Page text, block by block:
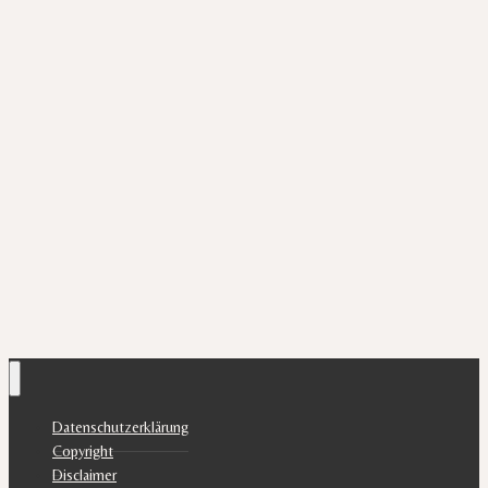
Datenschutzerklärung
Copyright
Disclaimer